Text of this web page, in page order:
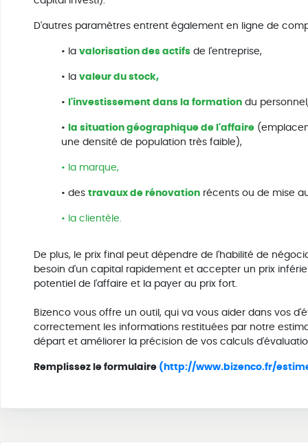
D'autres paramètres entrent également en ligne de
• la valorisation des actifs de l'entreprise,
• la valeur du stock,
• l'investissement dans la formation du
• la situation géographique de l'affaire
une densité de population très faible),
• la marque,
• des travaux de rénovation récents ou de mise
• la clientèle.
De plus, le prix final peut dépendre de l'habilité de
besoin d'un capital rapidement et accepter un prix
potentiel de l'affaire et la payer au prix fort.
Bizenco vous offre un outil, qui va vous aider dans vos
correctement les informations restituées par notre
départ et améliorer la précision de vos calculs
Remplissez le formulaire (http://www.bizenco.fr/